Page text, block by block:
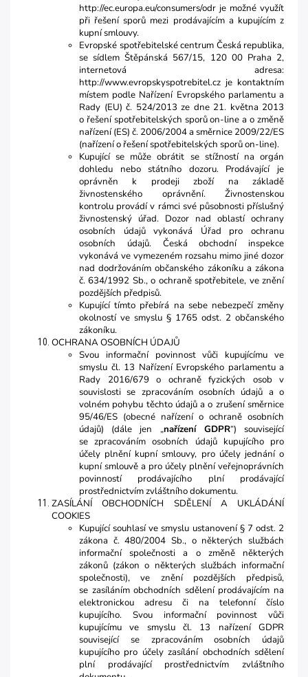
http://ec.europa.eu/consumers/odr je možné využít
při řešení sporů mezi prodávajícím a kupujícím z
kupní smlouvy.
Evropské spotřebitelské centrum Česká republika,
se sídlem Štěpánská 567/15, 120 00 Praha 2,
internetová adresa:
http://www.evropskyspotrebitel.cz je kontaktním
místem podle Nařízení Evropského parlamentu a
Rady (EU) č. 524/2013 ze dne 21. května 2013
o řešení spotřebitelských sporů on-line a o změně
nařízení (ES) č. 2006/2004 a směrnice 2009/22/ES
(nařízení o řešení spotřebitelských sporů on-line).
Kupující se může obrátit se stížností na orgán
dohledu nebo státního dozoru. Prodávající je
oprávněn k prodeji zboží na základě
živnostenského oprávnění. Živnostenskou
kontrolu provádí v rámci své působnosti příslušný
živnostenský úřad. Dozor nad oblastí ochrany
osobních údajů vykonává Úřad pro ochranu
osobních údajů. Česká obchodní inspekce
vykonává ve vymezeném rozsahu mimo jiné dozor
nad dodržováním občanského zákoníku a zákona
č. 634/1992 Sb., o ochraně spotřebitele, ve znění
pozdějších předpisů.
Kupující tímto přebírá na sebe nebezpečí změny
okolností ve smyslu § 1765 odst. 2 občanského
zákoníku.
OCHRANA OSOBNÍCH ÚDAJŮ
Svou informační povinnost vůči kupujícímu ve
smyslu čl. 13 Nařízení Evropského parlamentu a
Rady 2016/679 o ochraně fyzických osob v
souvislosti se zpracováním osobních údajů a o
volném pohybu těchto údajů a o zrušení směrnice
95/46/ES (obecné nařízení o ochraně osobních
údajů) (dále jen „nařízení GDPR“) související
se zpracováním osobních údajů kupujícího pro
účely plnění kupní smlouvy, pro účely jednání o
kupní smlouvě a pro účely plnění veřejnoprávních
povinností prodávajícího plní prodávající
prostřednictvím zvláštního dokumentu.
ZASÍLÁNÍ OBCHODNÍCH SDĚLENÍ A UKLÁDÁNÍ
COOKIES
Kupující souhlasí ve smyslu ustanovení § 7 odst. 2
zákona č. 480/2004 Sb., o některých službách
informační společnosti a o změně některých
zákonů (zákon o některých službách informační
společnosti), ve znění pozdějších předpisů,
se zasíláním obchodních sdělení prodávajícím na
elektronickou adresu či na telefonní číslo
kupujícího. Svou informační povinnost vůči
kupujícímu ve smyslu čl. 13 nařízení GDPR
související se zpracováním osobních údajů
kupujícího pro účely zasílání obchodních sdělení
plní prodávající prostřednictvím zvláštního